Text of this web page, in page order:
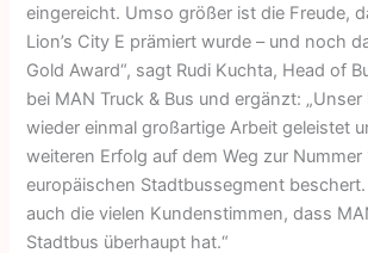
eingereicht. Umso größer ist die Freude,
Lion’s City E prämiert wurde – und noch
Gold Award“, sagt Rudi Kuchta, Head of
bei MAN Truck & Bus und ergänzt:
wieder einmal großartige Arbeit geleistet
weiteren Erfolg auf dem Weg zur Nummer
europäischen Stadtbussegment
auch die vielen Kundenstimmen, dass
Stadtbus überhaupt hat.“